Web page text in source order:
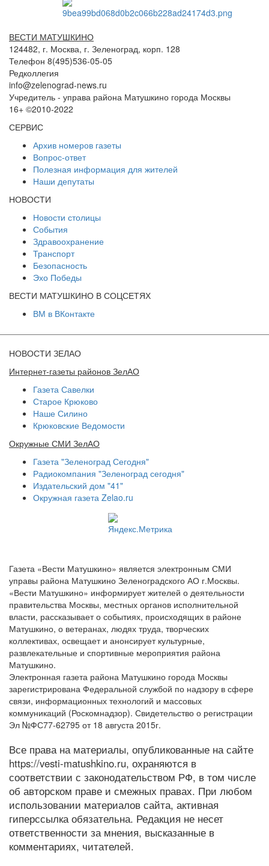
ВЕСТИ МАТУШКИНО
124482, г. Москва, г. Зеленоград, корп. 128
Телефон 8(495)536-05-05
Редколлегия
info@zelenograd-news.ru
Учредитель - управа района Матушкино города Москвы
16+ ©2010-2022
СЕРВИС
Архив номеров газеты
Вопрос-ответ
Полезная информация для жителей
Наши депутаты
НОВОСТИ
Новости столицы
События
Здравоохранение
Транспорт
Безопасность
Эхо Победы
ВЕСТИ МАТУШКИНО В СОЦСЕТЯХ
ВМ в ВКонтакте
НОВОСТИ ЗЕЛАО
Интернет-газеты районов ЗелАО
Газета Савелки
Старое Крюково
Наше Силино
Крюковские Ведомости
Окружные СМИ ЗелАО
Газета "Зеленоград Сегодня"
Радиокомпания "Зеленоград сегодня"
Издательский дом "41"
Окружная газета Zelao.ru
Газета «Вести Матушкино» является электронным СМИ
управы района Матушкино Зеленоградского АО г.Москвы.
«Вести Матушкино» информирует жителей о деятельности
правительства Москвы, местных органов исполнительной
власти, рассказывает о событиях, происходящих в районе
Матушкино, о ветеранах, людях труда, творческих
коллективах, освещает и анонсирует культурные,
развлекательные и спортивные мероприятия района
Матушкино.
Электронная газета района Матушкино города Москвы
зарегистрирована Федеральной службой по надзору в сфере
связи, информационных технологий и массовых
коммуникаций (Роскомнадзор). Свидетельство о регистрации
Эл №ФС77-62795 от 18 августа 2015г.
Все права на материалы, опубликованные на сайте
https://vesti-matushkino.ru, охраняются в
соответствии с законодательством РФ, в том числе
об авторском праве и смежных правах. При любом
использовании материалов сайта, активная
гиперссылка обязательна. Редакция не несет
ответственности за мнения, высказанные в
комментариях, читателей.